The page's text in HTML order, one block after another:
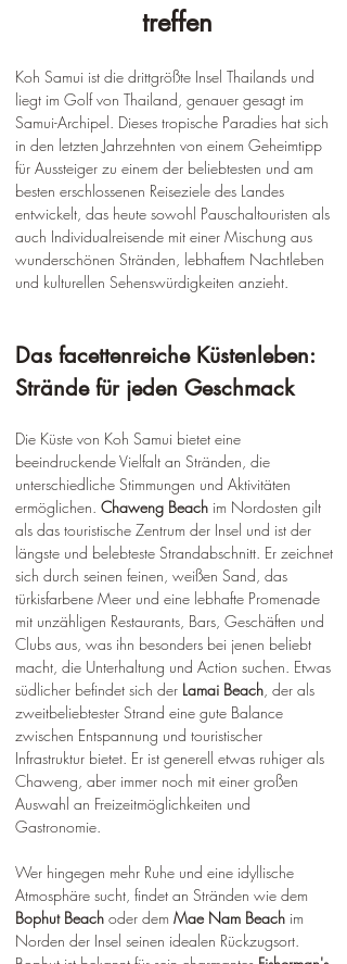
treffen
Koh Samui ist die drittgrößte Insel Thailands und
liegt im Golf von Thailand, genauer gesagt im
Samui-Archipel. Dieses tropische Paradies hat sich
in den letzten Jahrzehnten von einem Geheimtipp
für Aussteiger zu einem der beliebtesten und am
besten erschlossenen Reiseziele des Landes
entwickelt, das heute sowohl Pauschaltouristen als
auch Individualreisende mit einer Mischung aus
wunderschönen Stränden, lebhaftem Nachtleben
und kulturellen Sehenswürdigkeiten anzieht.
Das facettenreiche Küstenleben:
Strände für jeden Geschmack
Die Küste von Koh Samui bietet eine
beeindruckende Vielfalt an Stränden, die
unterschiedliche Stimmungen und Aktivitäten
ermöglichen. Chaweng Beach im Nordosten gilt
als das touristische Zentrum der Insel und ist der
längste und belebteste Strandabschnitt. Er zeichnet
sich durch seinen feinen, weißen Sand, das
türkisfarbene Meer und eine lebhafte Promenade
mit unzähligen Restaurants, Bars, Geschäften und
Clubs aus, was ihn besonders bei jenen beliebt
macht, die Unterhaltung und Action suchen. Etwas
südlicher befindet sich der Lamai Beach, der als
zweitbeliebtester Strand eine gute Balance
zwischen Entspannung und touristischer
Infrastruktur bietet. Er ist generell etwas ruhiger als
Chaweng, aber immer noch mit einer großen
Auswahl an Freizeitmöglichkeiten und
Gastronomie.
Wer hingegen mehr Ruhe und eine idyllische
Atmosphäre sucht, findet an Stränden wie dem
Bophut Beach oder dem Mae Nam Beach im
Norden der Insel seinen idealen Rückzugsort.